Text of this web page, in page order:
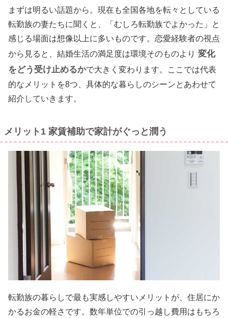
まずは明るい話題から。現在も全国各地を転々としている
転勤族の妻たちに聞くと、「むしろ転勤族でよかった」と
感じる場面は想像以上に多いものです。恋愛経験者の視点
から見ると、結婚生活の満足度は環境そのものより 変化
をどう受け止めるかで大きく変わります。ここでは代表
的なメリットを8つ、具体的な暮らしのシーンとあわせて
紹介していきます。
メリット1 家賃補助で家計がぐっと潤う
転勤族の暮らしで最も実感しやすいメリットが、住居にか
かるお金の軽さです。数年単位での引っ越し費用はもちろ